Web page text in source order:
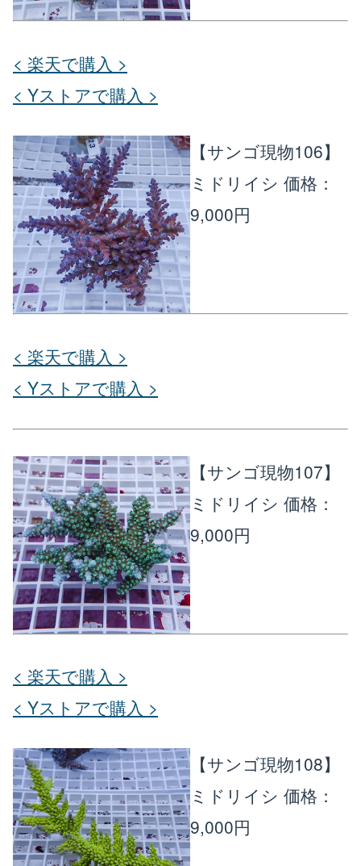
< 楽天で購入 >
< Yストアで購入 >
【サンゴ現物106】
ミドリイシ 価格：
9,000円
< 楽天で購入 >
< Yストアで購入 >
【サンゴ現物107】
ミドリイシ 価格：
9,000円
< 楽天で購入 >
< Yストアで購入 >
【サンゴ現物108】
ミドリイシ 価格：
9,000円